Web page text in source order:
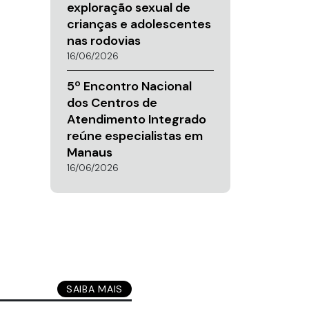
exploração sexual de
crianças e adolescentes
nas rodovias
16/06/2026
5º Encontro Nacional
dos Centros de
Atendimento Integrado
reúne especialistas em
Manaus
16/06/2026
SAIBA MAIS